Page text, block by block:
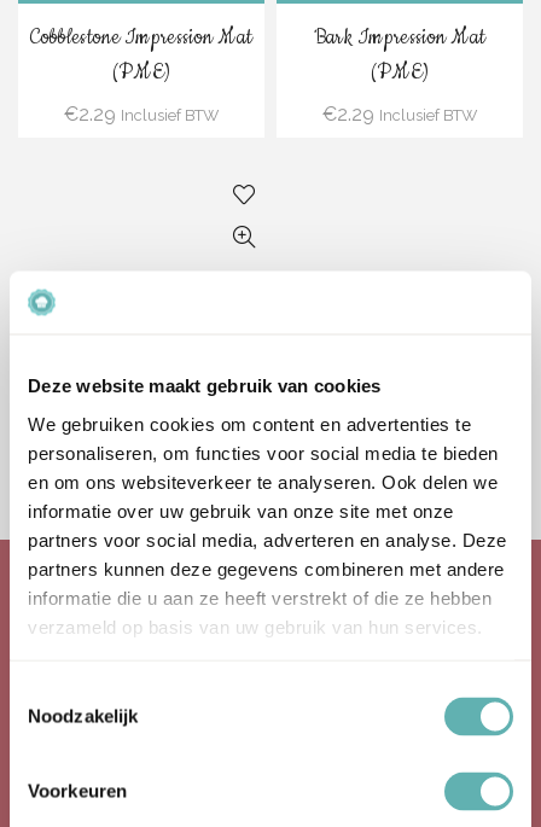
Deze website maakt gebruik van cookies
We gebruiken cookies om content en advertenties te
personaliseren, om functies voor social media te bieden
en om ons websiteverkeer te analyseren. Ook delen we
informatie over uw gebruik van onze site met onze
partners voor social media, adverteren en analyse. Deze
partners kunnen deze gegevens combineren met andere
informatie die u aan ze heeft verstrekt of die ze hebben
verzameld op basis van uw gebruik van hun services.
Noodzakelijk
Voorkeuren
Cobblestone Impression Mat
(PME)
€2.29 Inclusief BTW
Bark Impression Mat
(PME)
€2.29 Inclusief BTW
(PME)
€2.29 Inclusief BTW
Over Ons
Baking Queen is een webwinkel die gespecialiseerd is in de